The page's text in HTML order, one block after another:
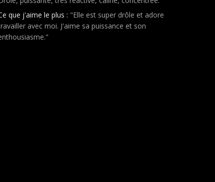
que j'aime le plus : "Elle est super drôle et adore
avec moi. J'aime sa puissance et son